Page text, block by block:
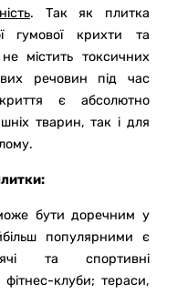
. Так як плитка
гумової крихти та
містить токсичних
речовин під час
є абсолютно
тварин, так і для
бути доречним у
популярними є
та спортивні
клуби; тераси,